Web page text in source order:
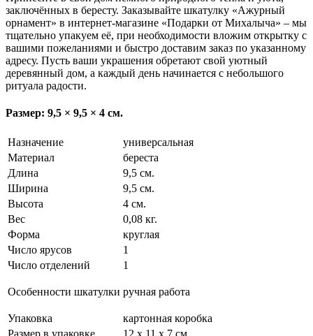
заключённых в бересту. Заказывайте шкатулку «Ажурный
орнамент» в интернет-магазине «Подарки от Михалыча» – мы
тщательно упакуем её, при необходимости вложим открытку с
вашими пожеланиями и быстро доставим заказ по указанному
адресу. Пусть ваши украшения обретают свой уютный
деревянный дом, а каждый день начинается с небольшого
ритуала радости.
Размер: 9,5 × 9,5 × 4 см.
Назначение
универсальная
Материал
береста
Длина
9,5 см.
Ширина
9,5 см.
Высота
4 см.
Вес
0,08 кг.
Форма
круглая
Число ярусов
1
Число отделений
1
Особенности шкатулки ручная работа
Упаковка
картонная коробка